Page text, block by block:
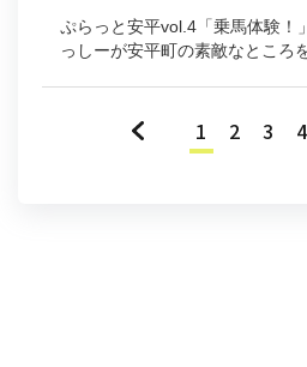
ぷらっと安平vol.4「乗馬体験！
っしーが安平町の素敵なところ
« 1 2 3 4